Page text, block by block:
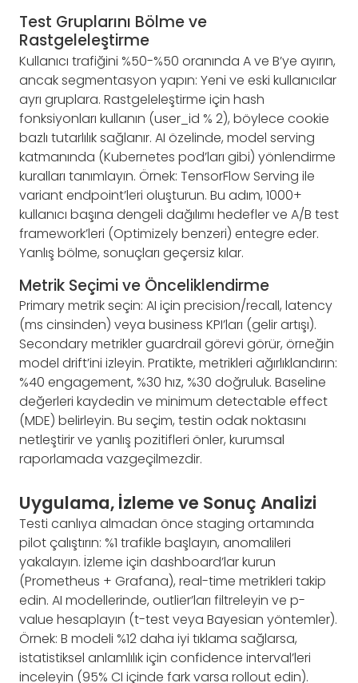
Test Gruplarını Bölme ve
Rastgeleleştirme
Kullanıcı trafiğini %50-%50 oranında A ve B’ye ayırın,
ancak segmentasyon yapın: Yeni ve eski kullanıcılar
ayrı gruplara. Rastgeleleştirme için hash
fonksiyonları kullanın (user_id % 2), böylece cookie
bazlı tutarlılık sağlanır. AI özelinde, model serving
katmanında (Kubernetes pod’ları gibi) yönlendirme
kuralları tanımlayın. Örnek: TensorFlow Serving ile
variant endpoint’leri oluşturun. Bu adım, 1000+
kullanıcı başına dengeli dağılımı hedefler ve A/B test
framework’leri (Optimizely benzeri) entegre eder.
Yanlış bölme, sonuçları geçersiz kılar.
Metrik Seçimi ve Önceliklendirme
Primary metrik seçin: AI için precision/recall, latency
(ms cinsinden) veya business KPI’ları (gelir artışı).
Secondary metrikler guardrail görevi görür, örneğin
model drift’ini izleyin. Pratikte, metrikleri ağırlıklandırın:
%40 engagement, %30 hız, %30 doğruluk. Baseline
değerleri kaydedin ve minimum detectable effect
(MDE) belirleyin. Bu seçim, testin odak noktasını
netleştirir ve yanlış pozitifleri önler, kurumsal
raporlamada vazgeçilmezdir.
Uygulama, İzleme ve Sonuç Analizi
Testi canlıya almadan önce staging ortamında
pilot çalıştırın: %1 trafikle başlayın, anomalileri
yakalayın. İzleme için dashboard’lar kurun
(Prometheus + Grafana), real-time metrikleri takip
edin. AI modellerinde, outlier’ları filtreleyin ve p-
value hesaplayın (t-test veya Bayesian yöntemler).
Örnek: B modeli %12 daha iyi tıklama sağlarsa,
istatistiksel anlamlılık için confidence interval’leri
inceleyin (95% CI içinde fark varsa rollout edin).